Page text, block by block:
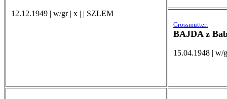
12.12.1949 | w/gr | x | | SZLEM
Grossmutter:
BAJDA z
15.04.1948 |